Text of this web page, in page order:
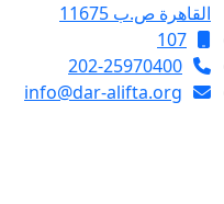
القاهرة ص.ب 11675
107
202-25970400
info@dar-alifta.org